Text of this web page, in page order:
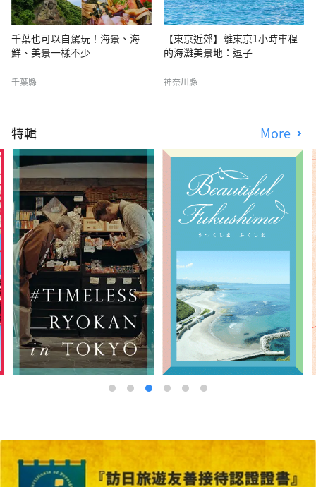
千葉也可以自駕玩！海景、海
鮮、美景一樣不少
千葉縣
【東京近郊】離東京1小時車程
的海灘美景地：逗子
神奈川縣
特輯 More